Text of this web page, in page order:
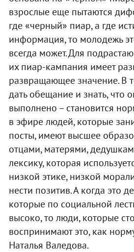
взрослые еще пытаются
где «черный» пиар, а где
информация, то молодежь
всегда может. Для
их пиар-кампания имеет
развращающее значение. В
дать обещание и знать, что
выполнено – становится
в эфире людей, которые
посты, имеют высшее
отцами, матерями,
лексику, которая
низкой этике, низкой
нести позитив. А когда это
которые по социальной
высоко, то люди, которые
воспринимают это, как
Наталья Валедова.